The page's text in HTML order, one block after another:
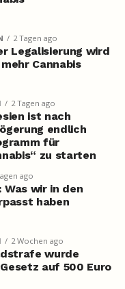
2 Tagen ago
Legalisierung wird
Cannabis
2 Tagen ago
ist nach
endlich
für
zu starten
ago
Was wir in den
haben
2 Wochen ago
wurde
auf 500 Euro